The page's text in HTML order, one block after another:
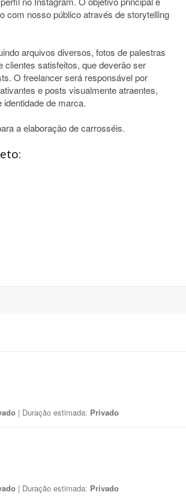
com nosso público através de storytelling
arquivos diversos, fotos de palestras
clientes satisfeitos, que deverão ser
O freelancer será responsável por
e posts visualmente atraentes,
de marca.
a elaboração de carrosséis.
| Duração estimada: Privado
| Duração estimada: Privado